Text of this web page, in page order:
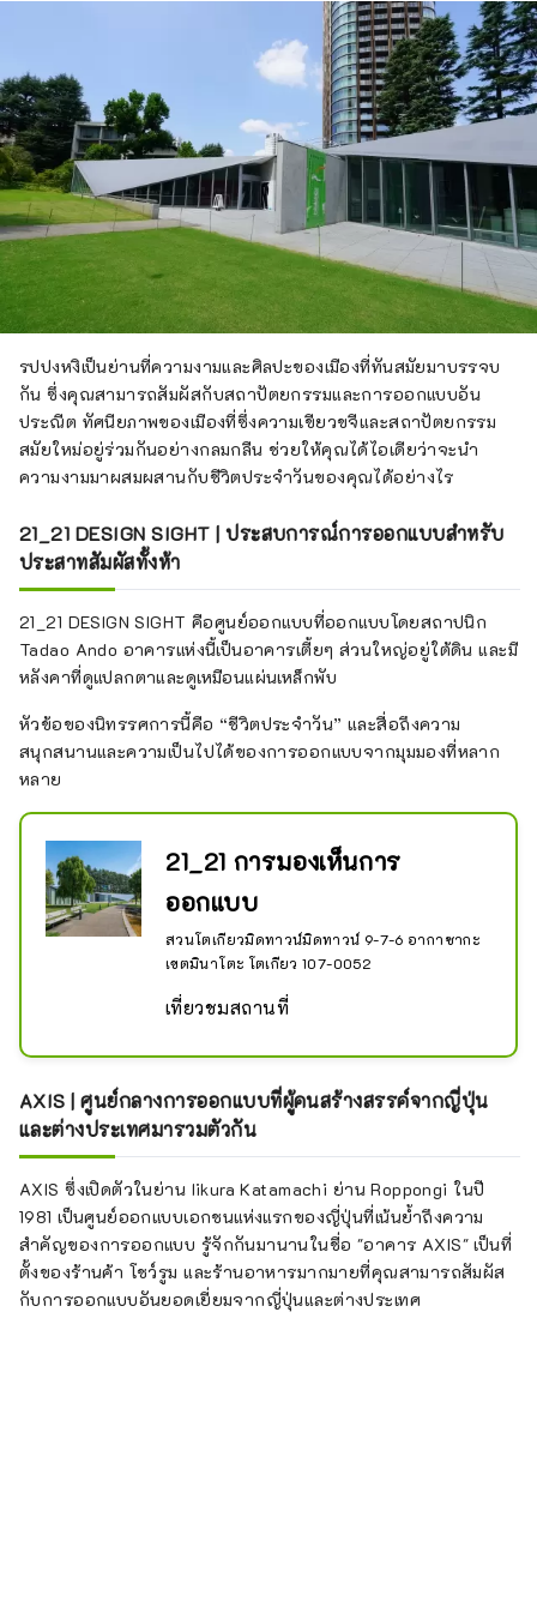
รปปงหงิเป็นย่านที่ความงามและศิลปะของเมืองที่ทันสมัยมาบรรจบ
กัน ซึ่งคุณสามารถสัมผัสกับสถาปัตยกรรมและการออกแบบอัน
ประณีต ทัศนียภาพของเมืองที่ซึ่งความเขียวขจีและสถาปัตยกรรม
สมัยใหม่อยู่ร่วมกันอย่างกลมกลืน ช่วยให้คุณได้ไอเดียว่าจะนำ
ความงามมาผสมผสานกับชีวิตประจำวันของคุณได้อย่างไร
21_21 DESIGN SIGHT | ประสบการณ์การออกแบบสำหรับ
ประสาทสัมผัสทั้งห้า
21_21 DESIGN SIGHT คือศูนย์ออกแบบที่ออกแบบโดยสถาปนิก
Tadao Ando อาคารแห่งนี้เป็นอาคารเตี้ยๆ ส่วนใหญ่อยู่ใต้ดิน และมี
หลังคาที่ดูแปลกตาและดูเหมือนแผ่นเหล็กพับ
หัวข้อของนิทรรศการนี้คือ “ชีวิตประจำวัน” และสื่อถึงความ
สนุกสนานและความเป็นไปได้ของการออกแบบจากมุมมองที่หลาก
หลาย
21_21 การมองเห็นการ
ออกแบบ
สวนโตเกียวมิดทาวน์มิดทาวน์ 9-7-6 อากาซากะ
เขตมินาโตะ โตเกียว 107-0052
เที่ยวชมสถานที่
AXIS | ศูนย์กลางการออกแบบที่ผู้คนสร้างสรรค์จากญี่ปุ่น
และต่างประเทศมารวมตัวกัน
AXIS ซึ่งเปิดตัวในย่าน Iikura Katamachi ย่าน Roppongi ในปี
1981 เป็นศูนย์ออกแบบเอกชนแห่งแรกของญี่ปุ่นที่เน้นย้ำถึงความ
สำคัญของการออกแบบ รู้จักกันมานานในชื่อ "อาคาร AXIS" เป็นที่
ตั้งของร้านค้า โชว์รูม และร้านอาหารมากมายที่คุณสามารถสัมผัส
กับการออกแบบอันยอดเยี่ยมจากญี่ปุ่นและต่างประเทศ